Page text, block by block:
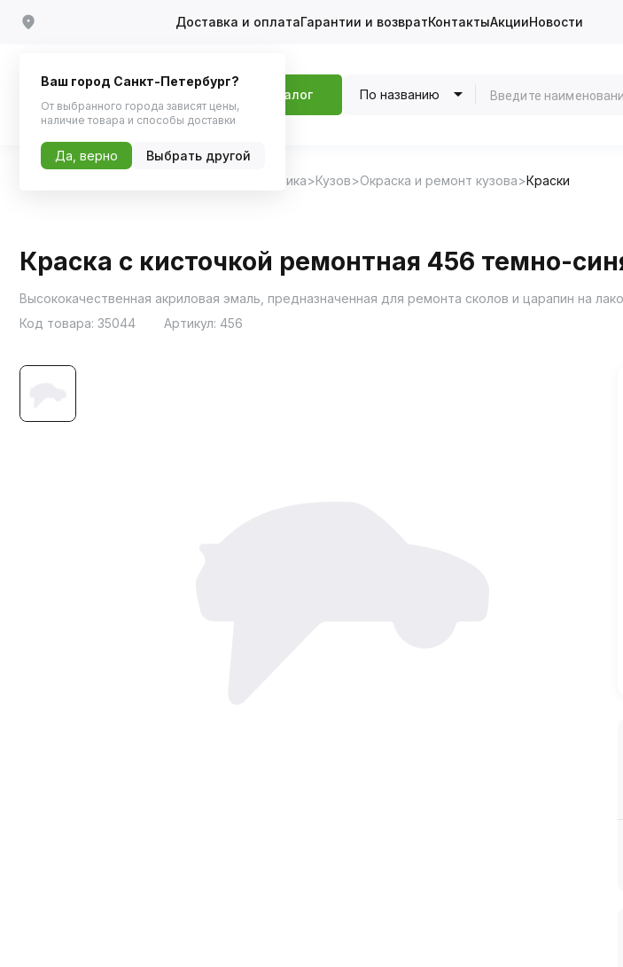
Доставка и оплатаГарантии и возвратКонтактыАкцииНовости
Каталог По названию
Автохимия, Автокосметика Кузов Окраска и ремонт кузова Краски
Краска с кисточкой ремонтная 456 темно-
Высококачественная акриловая эмаль, предназначенная для ремонта сколов и царапин на
Код товара: 35044 Артикул: 456
Ваш город Санкт-Петербург?
От выбранного города зависят цены,
наличие товара и способы доставки
Да, верно Выбрать другой